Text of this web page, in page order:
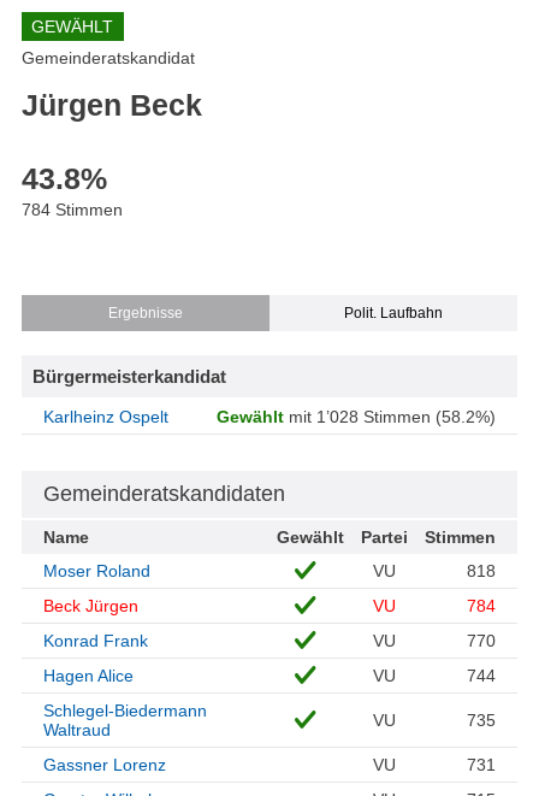
GEWÄHLT
Gemeinderatskandidat
Jürgen Beck
43.8%
784 Stimmen
Ergebnisse Polit. Laufbahn
Bürgermeisterkandidat
Karlheinz Ospelt Gewählt mit 1’028 Stimmen (58.2%)
Gemeinderatskandidaten
Name Gewählt Partei
Stimmen
Moser Roland
VU
818
Beck Jürgen
VU
784
Konrad Frank
VU
770
Hagen Alice
VU
744
Schlegel-Biedermann
Waltraud
VU 735
Gassner Lorenz VU
731